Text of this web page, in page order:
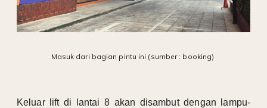
Masuk dari bagian pintu ini (sumber : booking)
Keluar lift di lantai 8 akan disambut dengan lampu-